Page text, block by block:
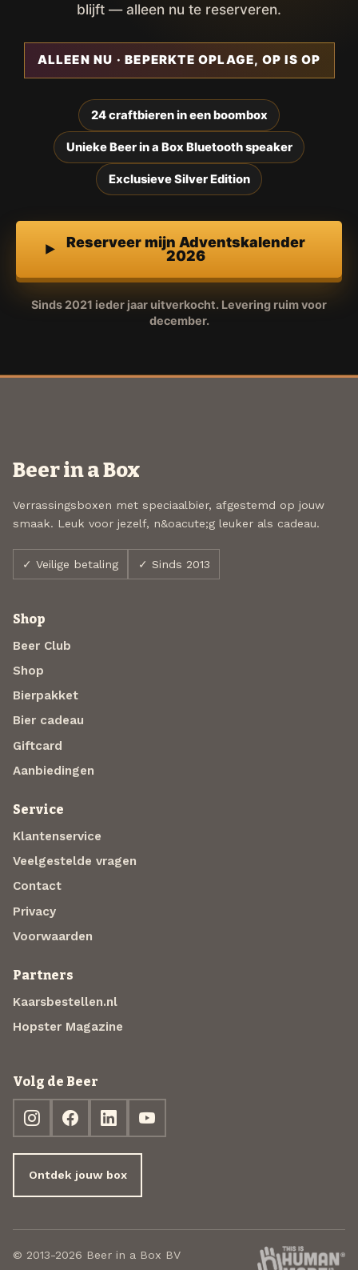
blijft — alleen nu te reserveren.
ALLEEN NU · BEPERKTE OPLAGE, OP IS OP
24 craftbieren in een boombox
Unieke Beer in a Box Bluetooth speaker
Exclusieve Silver Edition
Reserveer mijn Adventskalender
2026
Sinds 2021 ieder jaar uitverkocht. Levering ruim voor
december.
Beer in a Box
Verrassingsboxen met speciaalbier, afgestemd op jouw
smaak. Leuk voor jezelf, n&oacute;g leuker als cadeau.
✓ Veilige betaling ✓ Sinds 2013
Shop
Beer Club
Shop
Bierpakket
Bier cadeau
Giftcard
Aanbiedingen
Service
Klantenservice
Veelgestelde vragen
Contact
Privacy
Voorwaarden
Partners
Kaarsbestellen.nl
Hopster Magazine
Volg de Beer
Ontdek jouw box
© 2013-2026 Beer in a Box BV